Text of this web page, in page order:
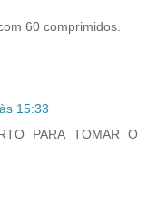
60 comprimidos.
15:33
PARA TOMAR O